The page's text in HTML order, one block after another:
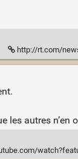
http://rt.com/
les autres n’en